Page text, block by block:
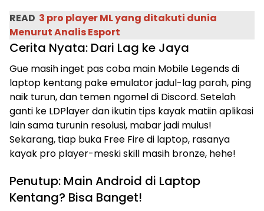
READ 3 pro player ML yang ditakuti dunia
Menurut Analis Esport
Cerita Nyata: Dari Lag ke Jaya
Gue masih inget pas coba main Mobile Legends di
laptop kentang pake emulator jadul-lag parah, ping
naik turun, dan temen ngomel di Discord. Setelah
ganti ke LDPlayer dan ikutin tips kayak matiin aplikasi
lain sama turunin resolusi, mabar jadi mulus!
Sekarang, tiap buka Free Fire di laptop, rasanya
kayak pro player-meski skill masih bronze, hehe!
Penutup: Main Android di Laptop
Kentang? Bisa Banget!